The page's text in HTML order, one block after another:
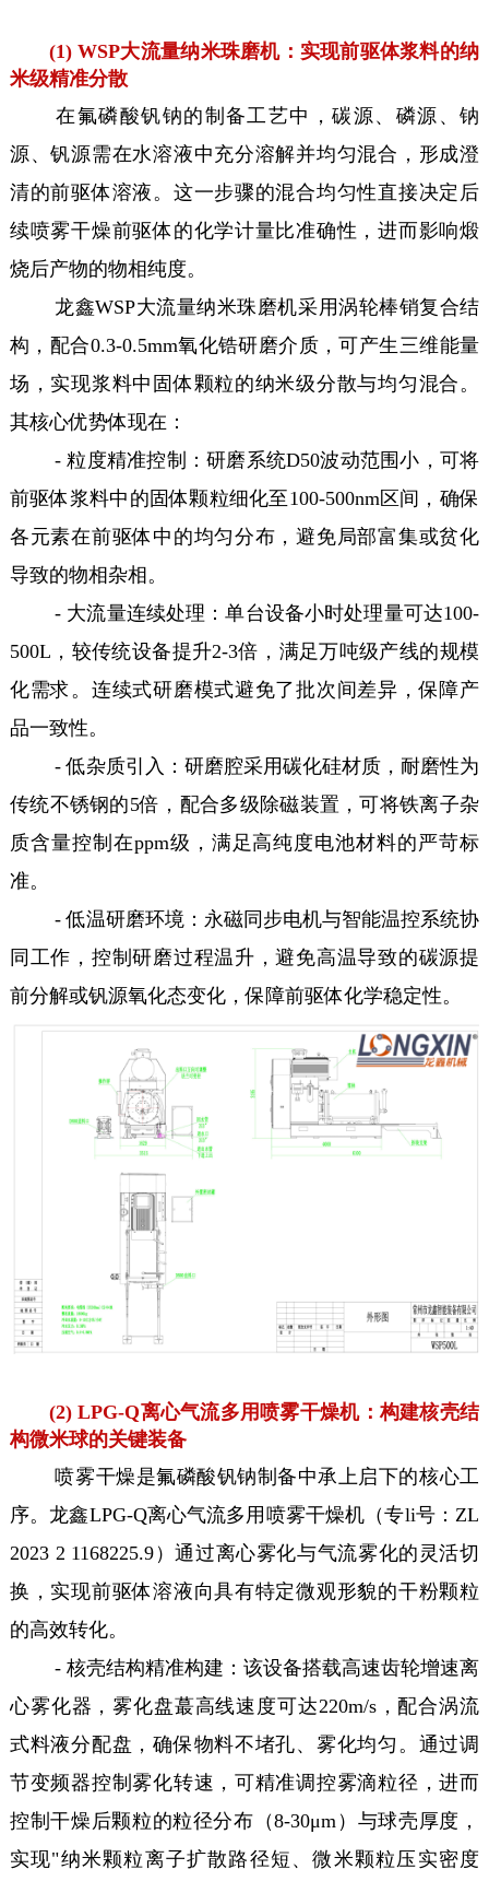
(1) WSP大流量纳米珠磨机：实现前驱体浆料的纳
米级精准分散
在氟磷酸钒钠的制备工艺中，碳源、磷源、钠
源、钒源需在水溶液中充分溶解并均匀混合，形成澄
清的前驱体溶液。这一步骤的混合均匀性直接决定后
续喷雾干燥前驱体的化学计量比准确性，进而影响煅
烧后产物的物相纯度。
龙鑫WSP大流量纳米珠磨机采用涡轮棒销复合结
构，配合0.3-0.5mm氧化锆研磨介质，可产生三维能量
场，实现浆料中固体颗粒的纳米级分散与均匀混合。
其核心优势体现在：
- 粒度精准控制：研磨系统D50波动范围小，可将
前驱体浆料中的固体颗粒细化至100-500nm区间，确保
各元素在前驱体中的均匀分布，避免局部富集或贫化
导致的物相杂相。
- 大流量连续处理：单台设备小时处理量可达100-
500L，较传统设备提升2-3倍，满足万吨级产线的规模
化需求。连续式研磨模式避免了批次间差异，保障产
品一致性。
- 低杂质引入：研磨腔采用碳化硅材质，耐磨性为
传统不锈钢的5倍，配合多级除磁装置，可将铁离子杂
质含量控制在ppm级，满足高纯度电池材料的严苛标
准。
- 低温研磨环境：永磁同步电机与智能温控系统协
同工作，控制研磨过程温升，避免高温导致的碳源提
前分解或钒源氧化态变化，保障前驱体化学稳定性。
(2) LPG-Q离心气流多用喷雾干燥机：构建核壳结
构微米球的关键装备
喷雾干燥是氟磷酸钒钠制备中承上启下的核心工
序。龙鑫LPG-Q离心气流多用喷雾干燥机（专li号：ZL
2023 2 1168225.9）通过离心雾化与气流雾化的灵活切
换，实现前驱体溶液向具有特定微观形貌的干粉颗粒
的高效转化。
- 核壳结构精准构建：该设备搭载高速齿轮增速离
心雾化器，雾化盘蕞高线速度可达220m/s，配合涡流
式料液分配盘，确保物料不堵孔、雾化均匀。通过调
节变频器控制雾化转速，可精准调控雾滴粒径，进而
控制干燥后颗粒的粒径分布（8-30μm）与球壳厚度，
实现"纳米颗粒离子扩散路径短、微米颗粒压实密度